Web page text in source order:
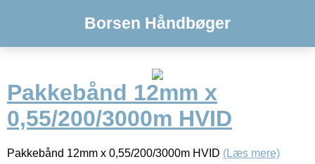
Borsen Håndbøger
Pakkebånd 12mm x
0,55/200/3000m HVID
Pakkebånd 12mm x 0,55/200/3000m HVID (Læs mere)